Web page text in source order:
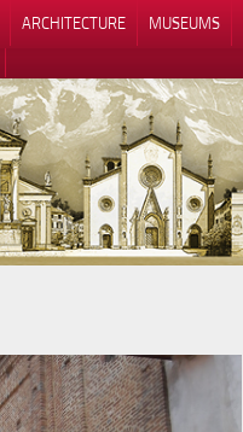
ARCHITECTURE MUSEUMS